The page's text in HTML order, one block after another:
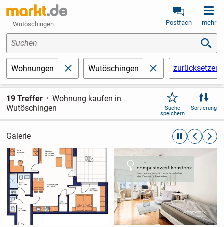
Wutöschingen Postfach mehr
Suchen
Wohnungen schließenWutöschingen schließenzurücksetzen
19 Treffer
Wohnung kaufen in
Wutöschingen
Suche
speichern
Sortierung
Galerie automatische